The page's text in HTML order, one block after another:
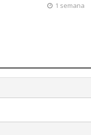
1 semana